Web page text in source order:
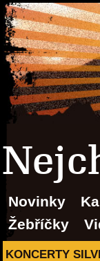
Novinky
Žebříčky
KONCERTY